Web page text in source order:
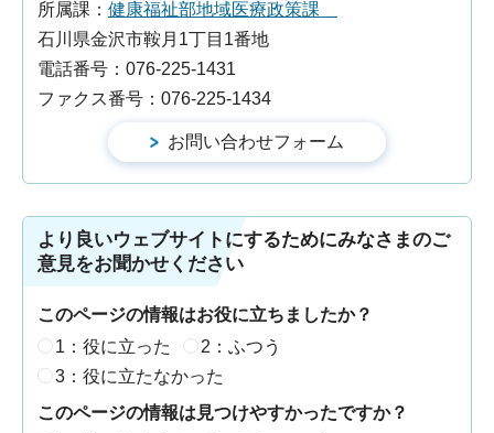
所属課： 健康福祉部地域医療政策課
石川県金沢市鞍月1丁目1番地
電話番号：076-225-1431
ファクス番号：076-225-1434
より良いウェブサイトにするためにみなさまのご
意見をお聞かせください
このページの情報はお役に立ちましたか？
1：役に立った
2：ふつう
3：役に立たなかった
このページの情報は見つけやすかったですか？